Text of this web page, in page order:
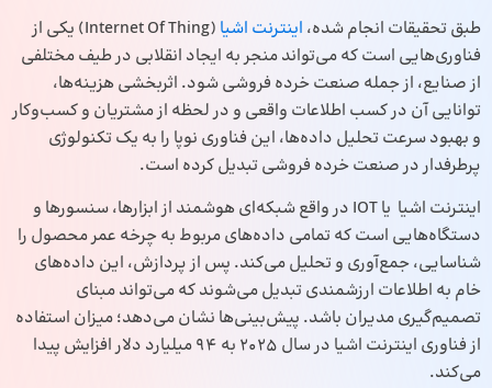
طبق تحقیقات انجام شده، اینترنت اشیا
(Internet Of Thing) یکی از
فناوری‌هایی است که می‌تواند منجر به ایجاد انقلابی در طیف مختلفی
از صنایع، از جمله صنعت خرده فروشی شود. اثربخشی هزینه‌ها،
توانایی آن در کسب اطلاعات واقعی و در لحظه از مشتریان و کسب‌وکار
و بهبود سرعت تحلیل داده‌ها، این فناوری نوپا را به یک تکنولوژی
پرطرفدار در صنعت خرده فروشی تبدیل کرده است.
اینترنت اشیا یا IOT در واقع شبکه‌ای هوشمند از ابزارها، سنسور‌ها و
دستگاه‌هایی است که تمامی داده‌های مربوط به چرخه عمر محصول را
شناسایی، جمع‌آوری و تحلیل می‌کند. پس از پردازش، این داده‌های
خام به اطلاعات ارزشمندی تبدیل می‌شوند که می‌تواند مبنای
تصمیم‌گیری مدیران باشد. پیش‌بینی‌ها نشان می‌دهد؛ میزان استفاده
از فناوری اینترنت اشیا در سال 2025 به 94 میلیارد دلار افزایش پیدا
می‌کند.